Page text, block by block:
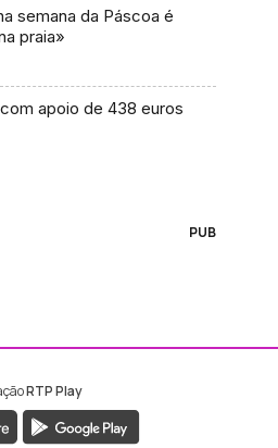
semana da Páscoa é
praia»
apoio de 438 euros
PUB
RTP Play